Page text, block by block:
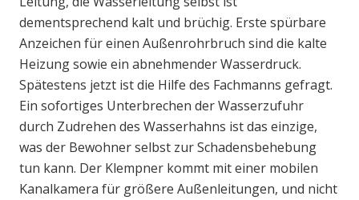
dementsprechend kalt und brüchig. Erste spürbare
Anzeichen für einen Außenrohrbruch sind die kalte
Heizung sowie ein abnehmender Wasserdruck.
Spätestens jetzt ist die Hilfe des Fachmanns gefragt.
Ein sofortiges Unterbrechen der Wasserzufuhr
durch Zudrehen des Wasserhahns ist das einzige,
was der Bewohner selbst zur Schadensbehebung
tun kann. Der Klempner kommt mit einer mobilen
Kanalkamera für größere Außenleitungen, und nicht